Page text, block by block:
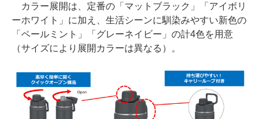
カラー展開は、定番の「マットブラック」「アイボリ
ーホワイト」に加え、生活シーンに馴染みやすい新色の
「ペールミント」「グレーネイビー」の計4色を用意
（サイズにより展開カラーは異なる）。